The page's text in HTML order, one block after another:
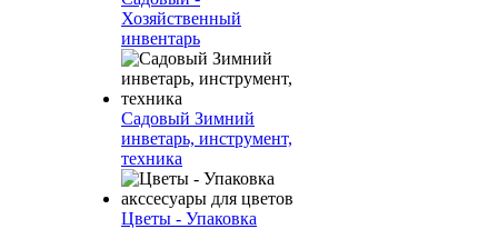
Хозяйственный
инвентарь
Садовый Зимний
инветарь, инструмент,
техника
Цветы - Упаковка